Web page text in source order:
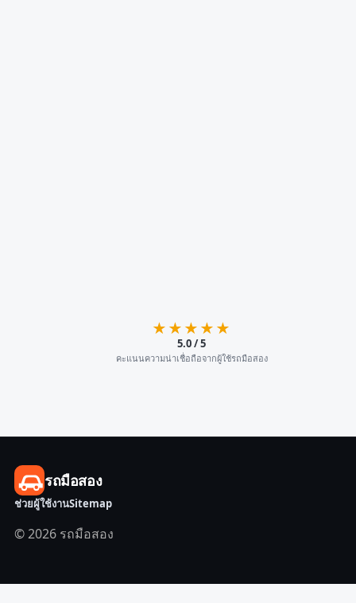
★★★★★
5.0 / 5
คะแนนความน่าเชื่อถือจากผู้ใช้รถมือสอง
รถมือสอง
ช่วยผู้ใช้งานSitemap
© 2026 รถมือสอง